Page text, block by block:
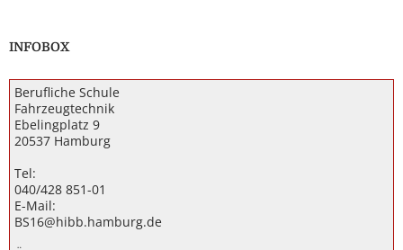
INFOBOX
Berufliche Schule
Fahrzeugtechnik
Ebelingplatz 9
20537 Hamburg
Tel:
040/428 851-01
E-Mail:
BS16@hibb.hamburg.de